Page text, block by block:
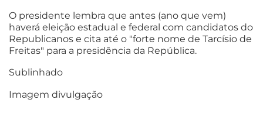
O presidente lembra que antes (ano que vem)
haverá eleição estadual e federal com candidatos do
Republicanos e cita até o "forte nome de Tarcísio de
Freitas" para a presidência da República.
Sublinhado
Imagem divulgação